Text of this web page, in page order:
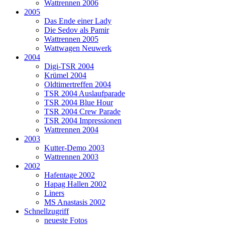
Wattrennen 2006
2005
Das Ende einer Lady
Die Sedov als Pamir
Wattrennen 2005
Wattwagen Neuwerk
2004
Digi-TSR 2004
Krümel 2004
Oldtimertreffen 2004
TSR 2004 Auslaufparade
TSR 2004 Blue Hour
TSR 2004 Crew Parade
TSR 2004 Impressionen
Wattrennen 2004
2003
Kutter-Demo 2003
Wattrennen 2003
2002
Hafentage 2002
Hapag Hallen 2002
Liners
MS Anastasis 2002
Schnellzugriff
neueste Fotos